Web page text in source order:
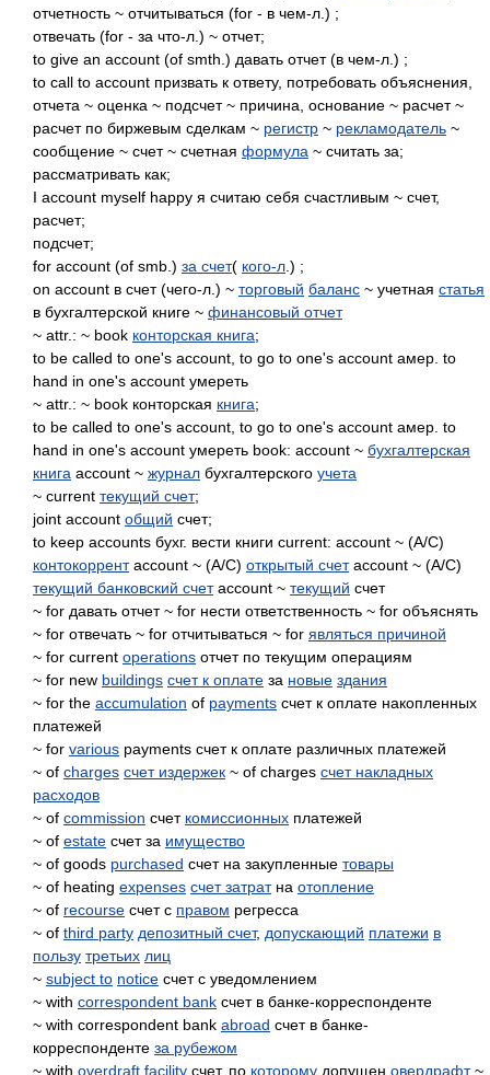
отчетность ~ отчитываться (for - в чем-л.) ;
отвечать (for - за что-л.) ~ отчет;
to give an account (of smth.) давать отчет (в чем-л.) ;
to call to account призвать к ответу, потребовать объяснения,
отчета ~ оценка ~ подсчет ~ причина, основание ~ расчет ~
расчет по биржевым сделкам ~ регистр ~ рекламодатель ~
сообщение ~ счет ~ счетная формула ~ считать за;
рассматривать как;
I account myself happy я считаю себя счастливым ~ счет,
расчет;
подсчет;
for account (of smb.) за счет( кого-л .) ;
on account в счет (чего-л.) ~ торговый баланс ~ учетная статья
в бухгалтерской книге ~ финансовый отчет
~ attr.: ~ book конторская книга;
to be called to one's account, to go to one's account амер. to
hand in one's account умереть
~ attr.: ~ book конторская книга;
to be called to one's account, to go to one's account амер. to
hand in one's account умереть book: account ~ бухгалтерская
книга account ~ журнал бухгалтерского учета
~ current текущий счет;
joint account общий счет;
to keep accounts бухг. вести книги current: account ~ (A/C)
контокоррентaccount ~ (A/C) открытый счетaccount ~ (A/C)
текущий банковский счетaccount ~ текущий счет
~ for давать отчет ~ for нести ответственность ~ for объяснять
~ for отвечать ~ for отчитываться ~ for являться причиной
~ for current operations отчет по текущим операциям
~ for new buildings счет к оплате за новые здания
~ for the accumulation of payments счет к оплате накопленных
платежей
~ for various payments счет к оплате различных платежей
~ of charges счет издержек ~ of charges счет накладных
расходов
~ of commission счет комиссионных платежей
~ of estate счет за имущество
~ of goods purchased счет на закупленные товары
~ of heating expenses счет затратна отопление
~ of recourse счет с правом регресса
~ of third party депозитный счет, допускающий платежи в
пользу третьих лиц
~ subject to notice счет с уведомлением
~ with correspondent bank счет в банке-корреспонденте
~ with correspondent bank abroad счет в банке-
корреспонденте за рубежом
~ with overdraft facility счет, по которому допущен овердрафт~